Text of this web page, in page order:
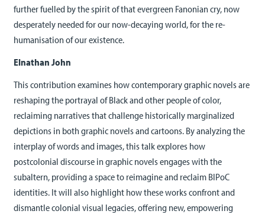
further fuelled by the spirit of that evergreen Fanonian cry, now
desperately needed for our now-decaying world, for the re-
humanisation of our existence.
Elnathan John
This contribution examines how contemporary graphic novels are
reshaping the portrayal of Black and other people of color,
reclaiming narratives that challenge historically marginalized
depictions in both graphic novels and cartoons. By analyzing the
interplay of words and images, this talk explores how
postcolonial discourse in graphic novels engages with the
subaltern, providing a space to reimagine and reclaim BIPoC
identities. It will also highlight how these works confront and
dismantle colonial visual legacies, offering new, empowering